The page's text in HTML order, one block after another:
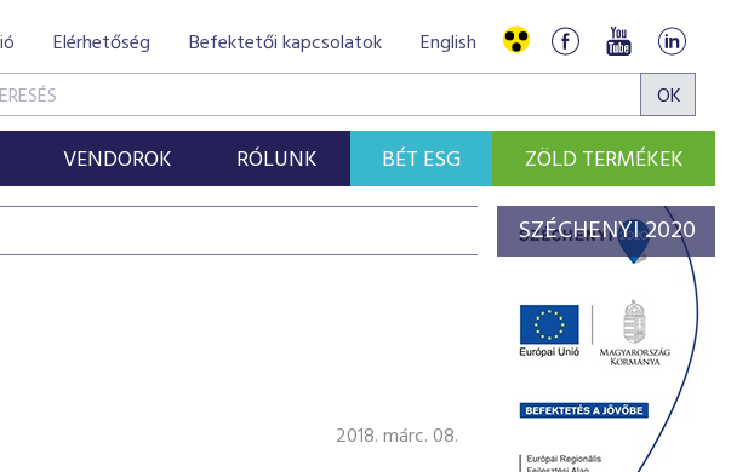
Elérhetőség Befektetői kapcsolatok English
VENDOROK RÓLUNK BÉT ESG ZÖLD TERMÉKEK
2018. márc. 08.
SZÉCHENYI 2020